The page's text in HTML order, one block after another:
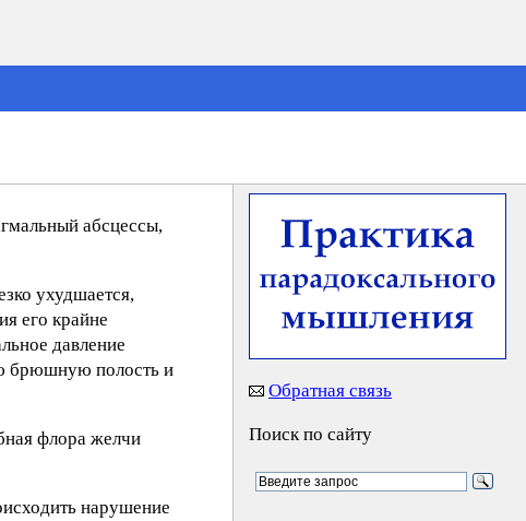
абсцессы,
ухудшается,
его крайне
давление
брюшную полость и
флора желчи
нарушение
Обратная связь
Поиск по сайту